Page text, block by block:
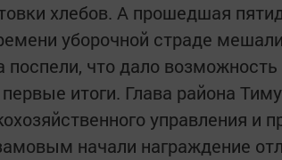
хлебов. А прошедшая
уборочной страде
поспели, что дало
итоги. Глава района
управления и
начали награждение